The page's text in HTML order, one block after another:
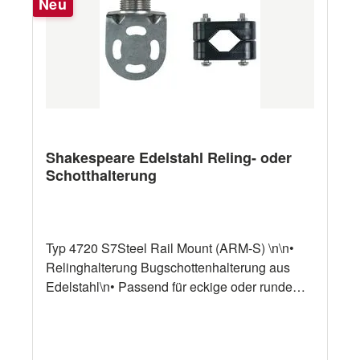
Shakespeare Edelstahl Reling- oder
Schotthalterung
Typ 4720 S7Steel Rail Mount (ARM-S) \n\n•
Relinghalterung Bugschottenhalterung aus
Edelstahl\n• Passend für eckige oder runde